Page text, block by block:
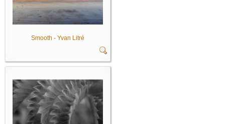
Smooth - Yvan Litré